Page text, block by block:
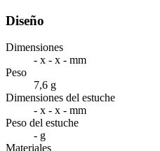
Diseño
Dimensiones
- x - x - mm
Peso
7,6 g
Dimensiones del estuche
- x - x - mm
Peso del estuche
- g
Materiales